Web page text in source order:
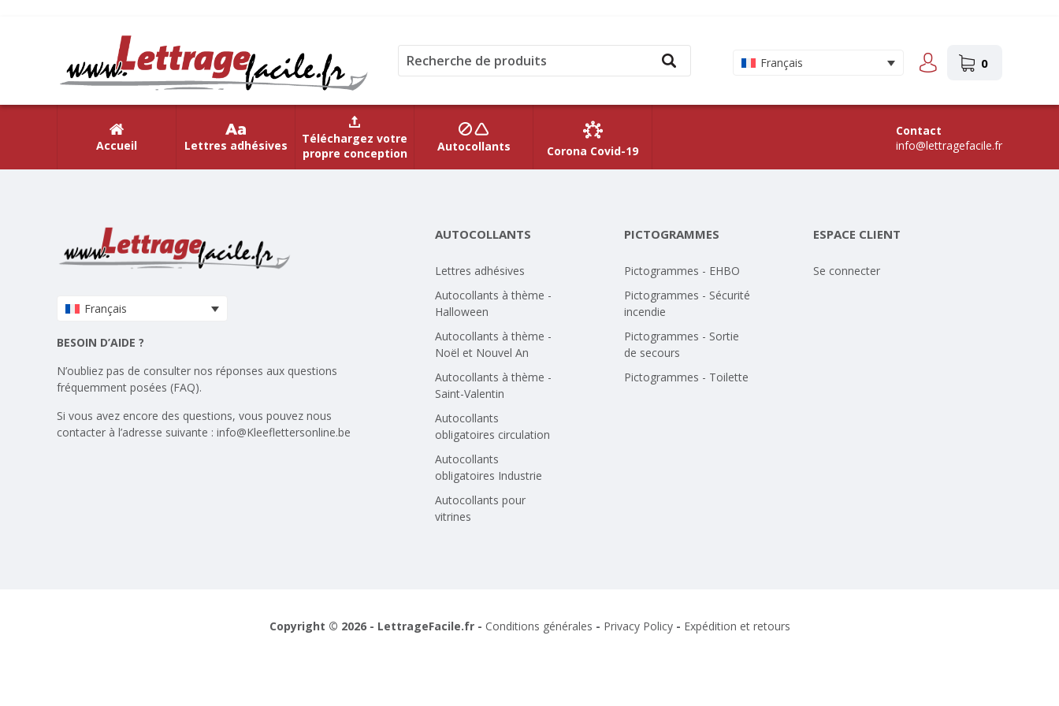
Français 0
Accueil Lettres adhésives
Téléchargez votre
propre conception
Autocollants Corona Covid-19
Contact
info@lettragefacile.fr
Français
BESOIN D’AIDE ?
N’oubliez pas de consulter nos réponses aux questions
fréquemment posées (FAQ).
Si vous avez encore des questions, vous pouvez nous
contacter à l’adresse suivante : info@Kleeflettersonline.be
AUTOCOLLANTS
Lettres adhésives
Autocollants à thème -
Halloween
Autocollants à thème -
Noël et Nouvel An
Autocollants à thème -
Saint-Valentin
Autocollants
obligatoires circulation
Autocollants
obligatoires Industrie
Autocollants pour
vitrines
PICTOGRAMMES
Pictogrammes - EHBO
Pictogrammes - Sécurité
incendie
Pictogrammes - Sortie
de secours
Pictogrammes - Toilette
ESPACE CLIENT
Se connecter
Copyright © 2026 - LettrageFacile.fr - Conditions générales - Privacy Policy- Expédition et retours